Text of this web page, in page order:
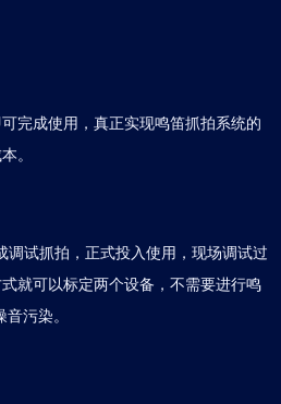
完成使用，真正实现鸣笛抓拍系统的
。
调试抓拍，正式投入使用，现场调试过
就可以标定两个设备，不需要进行鸣
污染。